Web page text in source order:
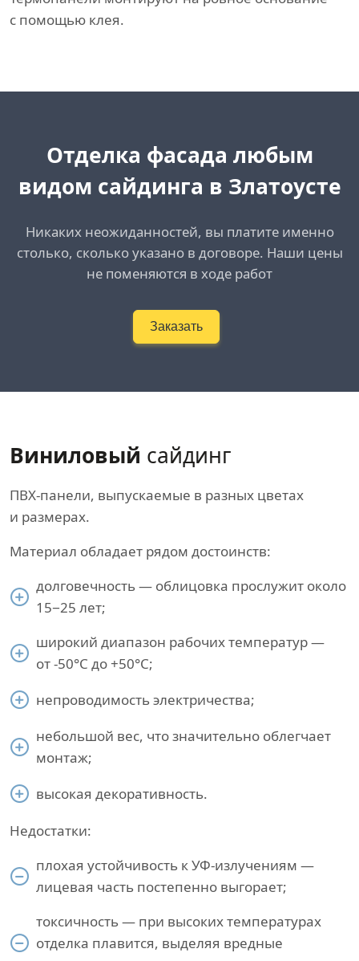
с помощью клея.
Отделка фасада любым
видом сайдинга в Златоусте
Никаких неожиданностей, вы платите именно
столько, сколько указано в договоре. Наши цены
не поменяются в ходе работ
Заказать
Виниловый сайдинг
ПВХ-панели, выпускаемые в разных цветах
и размерах.
Материал обладает рядом достоинств:
долговечность — облицовка прослужит около
15−25 лет;
широкий диапазон рабочих температур —
от -50°С до +50°С;
непроводимость электричества;
небольшой вес, что значительно облегчает
монтаж;
высокая декоративность.
Недостатки:
плохая устойчивость к УФ-излучениям —
лицевая часть постепенно выгорает;
токсичность — при высоких температурах
отделка плавится, выделяя вредные